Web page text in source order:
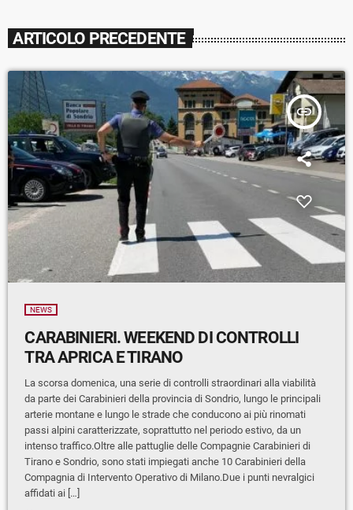
ARTICOLO PRECEDENTE
insert_link
NEWS
CARABINIERI. WEEKEND DI CONTROLLI
TRA APRICA E TIRANO
La scorsa domenica, una serie di controlli straordinari alla viabilità
da parte dei Carabinieri della provincia di Sondrio, lungo le principali
arterie montane e lungo le strade che conducono ai più rinomati
passi alpini caratterizzate, soprattutto nel periodo estivo, da un
intenso traffico.Oltre alle pattuglie delle Compagnie Carabinieri di
Tirano e Sondrio, sono stati impiegati anche 10 Carabinieri della
Compagnia di Intervento Operativo di Milano.Due i punti nevralgici
affidati ai […]